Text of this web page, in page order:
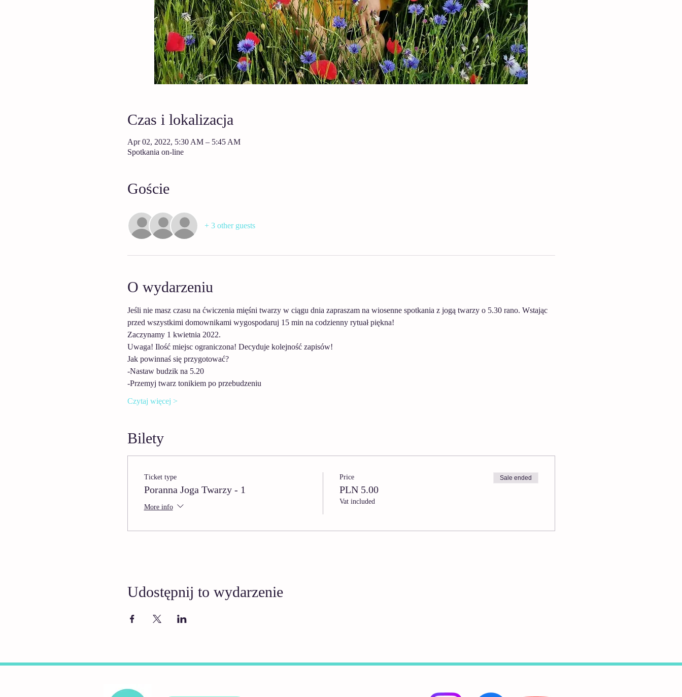
Czas i lokalizacja
Apr 02, 2022, 5:30 AM – 5:45 AM
Spotkania on-line
Goście
+ 3 other guests
O wydarzeniu
Jeśli nie masz czasu na ćwiczenia mięśni twarzy w ciągu dnia zapraszam na wiosenne spotkania z jogą twarzy o 5.30 rano. Wstając
przed wszystkimi domownikami wygospodaruj 15 min na codzienny rytuał piękna!
Zaczynamy 1 kwietnia 2022.
Uwaga! Ilość miejsc ograniczona! Decyduje kolejność zapisów!
Jak powinnaś się przygotować?
-Nastaw budzik na 5.20
-Przemyj twarz tonikiem po przebudzeniu
Czytaj więcej >
Bilety
Ticket type
Poranna Joga Twarzy - 1
More info
Price
PLN 5.00
Vat included
Sale ended
Udostępnij to wydarzenie